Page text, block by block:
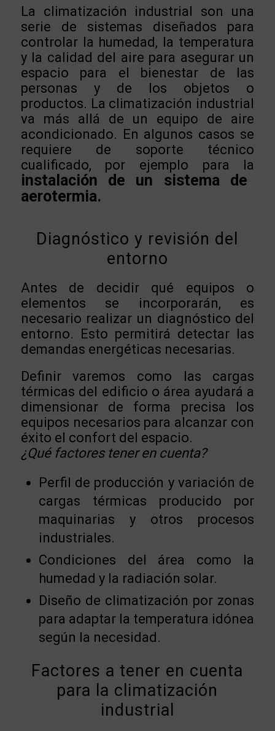
La climatización industrial son una
serie de sistemas diseñados para
controlar la humedad, la temperatura
y la calidad del aire para asegurar un
espacio para el bienestar de las
personas y de los objetos o
productos. La climatización industrial
va más allá de un equipo de aire
acondicionado. En algunos casos se
requiere de soporte técnico
cualificado, por ejemplo para la
instalación de un sistema de
aerotermia.
Diagnóstico y revisión del
entorno
Antes de decidir qué equipos o
elementos se incorporarán, es
necesario realizar un diagnóstico del
entorno. Esto permitirá detectar las
demandas energéticas necesarias.
Definir varemos como las cargas
térmicas del edificio o área ayudará a
dimensionar de forma precisa los
equipos necesarios para alcanzar con
éxito el confort del espacio.
¿Qué factores tener en cuenta?
Perfil de producción y variación de
cargas térmicas producido por
maquinarias y otros procesos
industriales.
Condiciones del área como la
humedad y la radiación solar.
Diseño de climatización por zonas
para adaptar la temperatura idónea
según la necesidad.
Factores a tener en cuenta
para la climatización
industrial